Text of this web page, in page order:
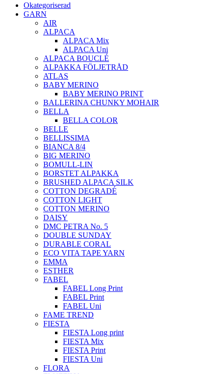
Okategoriserad
GARN
AIR
ALPACA
ALPACA Mix
ALPACA Uni
ALPACA BOUCLÉ
ALPAKKA FÖLJETRÅD
ATLAS
BABY MERINO
BABY MERINO PRINT
BALLERINA CHUNKY MOHAIR
BELLA
BELLA COLOR
BELLE
BELLISSIMA
BIANCA 8/4
BIG MERINO
BOMULL-LIN
BORSTET ALPAKKA
BRUSHED ALPACA SILK
COTTON DEGRADÉ
COTTON LIGHT
COTTON MERINO
DAISY
DMC PETRA No. 5
DOUBLE SUNDAY
DURABLE CORAL
ECO VITA TAPE YARN
EMMA
ESTHER
FABEL
FABEL Long Print
FABEL Print
FABEL Uni
FAME TREND
FIESTA
FIESTA Long print
FIESTA Mix
FIESTA Print
FIESTA Uni
FLORA